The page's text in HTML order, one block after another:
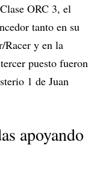
ORC 3, el
tanto en su
Racer y en la
puesto fueron
1 de Juan
apoyando